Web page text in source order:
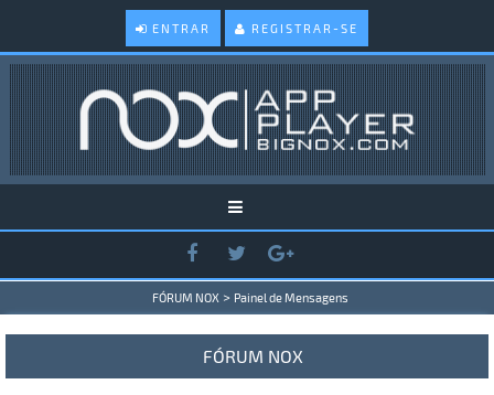
ENTRAR REGISTRAR-SE
FÓRUM NOX > Painel de Mensagens
FÓRUM NOX